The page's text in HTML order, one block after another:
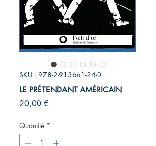
SKU : 978-2-913661-24-0
LE PRÉTENDANT AMÉRICAIN
20,00 €
Quantité *